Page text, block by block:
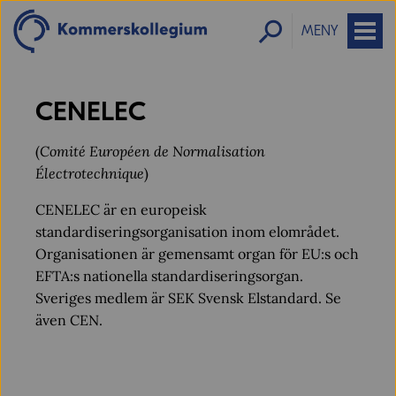
MENY
CENELEC
(Comité Européen de Normalisation
Électrotechnique)
CENELEC är en europeisk
standardiseringsorganisation inom elområdet.
Organisationen är gemensamt organ för EU:s och
EFTA:s nationella standardiseringsorgan.
Sveriges medlem är SEK Svensk Elstandard. Se
även CEN.